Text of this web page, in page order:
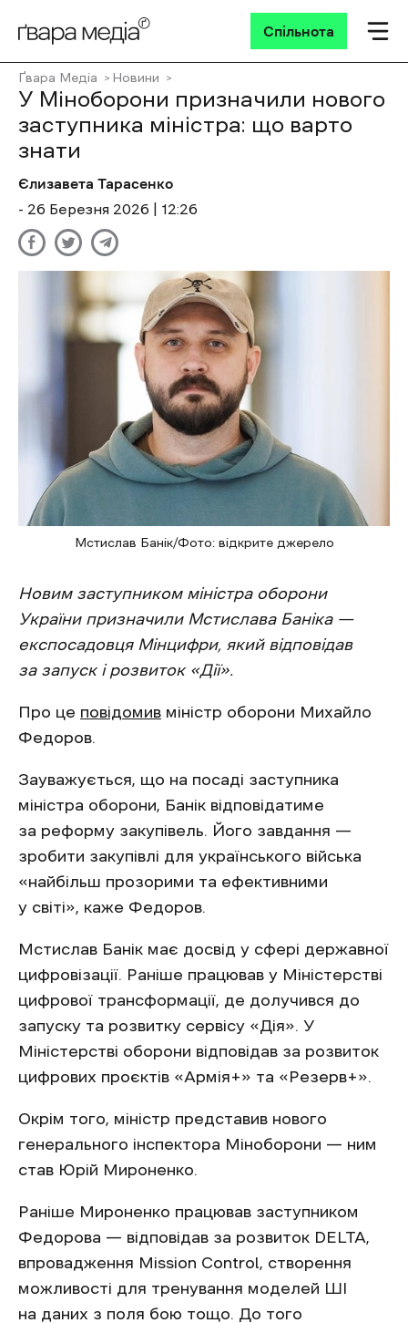
Спільнота
Ґвара Медіа Новини
У Міноборони призначили нового
заступника міністра: що варто
знати
Єлизавета Тарасенко
- 26 Березня 2026 | 12:26
Мстислав Банік/Фото: відкрите джерело
Новим заступником міністра оборони
України призначили Мстислава Баніка —
експосадовця Мінцифри, який відповідав
за запуск і розвиток «Дії».
Про це повідомив міністр оборони Михайло
Федоров.
Зауважується, що на посаді заступника
міністра оборони, Банік відповідатиме
за реформу закупівель. Його завдання —
зробити закупівлі для українського війська
«найбільш прозорими та ефективними
у світі», каже Федоров.
Мстислав Банік має досвід у сфері державної
цифровізації. Раніше працював у Міністерстві
цифрової трансформації, де долучився до
запуску та розвитку сервісу «Дія». У
Міністерстві оборони відповідав за розвиток
цифрових проєктів «Армія+» та «Резерв+».
Окрім того, міністр представив нового
генерального інспектора Міноборони — ним
став Юрій Мироненко.
Раніше Мироненко працював заступником
Федорова — відповідав за розвиток DELTA,
впровадження Mission Control, створення
можливості для тренування моделей ШІ
на даних з поля бою тощо. До того